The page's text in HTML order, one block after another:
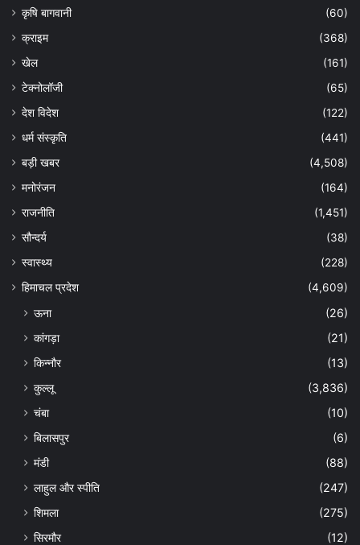
कृषि बागवानी
(60)
क्राइम
(368)
खेल
(161)
टेक्नोलॉजी
(65)
देश विदेश
(122)
धर्म संस्कृति
(441)
बड़ी खबर
(4,508)
मनोरंजन
(164)
राजनीति
(1,451)
सौन्दर्य
(38)
स्वास्थ्य
(228)
हिमाचल प्रदेश
(4,609)
ऊना
(26)
कांगड़ा
(21)
किन्नौर
(13)
कुल्लू
(3,836)
चंबा
(10)
बिलासपुर
(6)
मंडी
(88)
लाहुल और स्पीति
(247)
शिमला
(275)
सिरमौर
(12)